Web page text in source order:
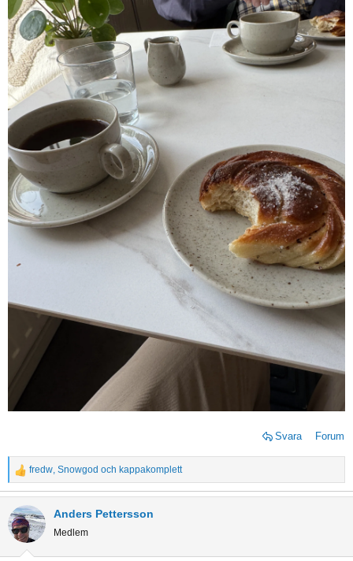
Svara Forum
R
e
a
c
t
i
fredw, Snowgod och kappakomplett
Anders Pettersson
Medlem